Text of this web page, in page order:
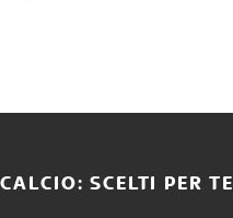
CALCIO: SCELTI PER TE